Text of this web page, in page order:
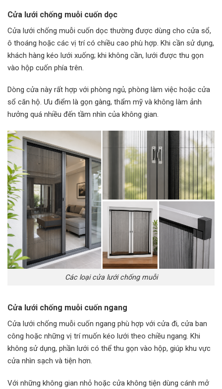
Cửa lưới chống muỗi cuốn dọc
Cửa lưới chống muỗi cuốn dọc thường được dùng cho cửa sổ,
ô thoáng hoặc các vị trí có chiều cao phù hợp. Khi cần sử dụng,
khách hàng kéo lưới xuống; khi không cần, lưới được thu gọn
vào hộp cuốn phía trên.
Dòng cửa này rất hợp với phòng ngủ, phòng làm việc hoặc cửa
sổ căn hộ. Ưu điểm là gọn gàng, thẩm mỹ và không làm ảnh
hưởng quá nhiều đến tầm nhìn của không gian.
Các loại cửa lưới chống muỗi
Cửa lưới chống muỗi cuốn ngang
Cửa lưới chống muỗi cuốn ngang phù hợp với cửa đi, cửa ban
công hoặc những vị trí muốn kéo lưới theo chiều ngang. Khi
không sử dụng, phần lưới có thể thu gọn vào hộp, giúp khu vực
cửa nhìn sạch và tiện hơn.
Với những không gian nhỏ hoặc cửa không tiện dùng cánh mở